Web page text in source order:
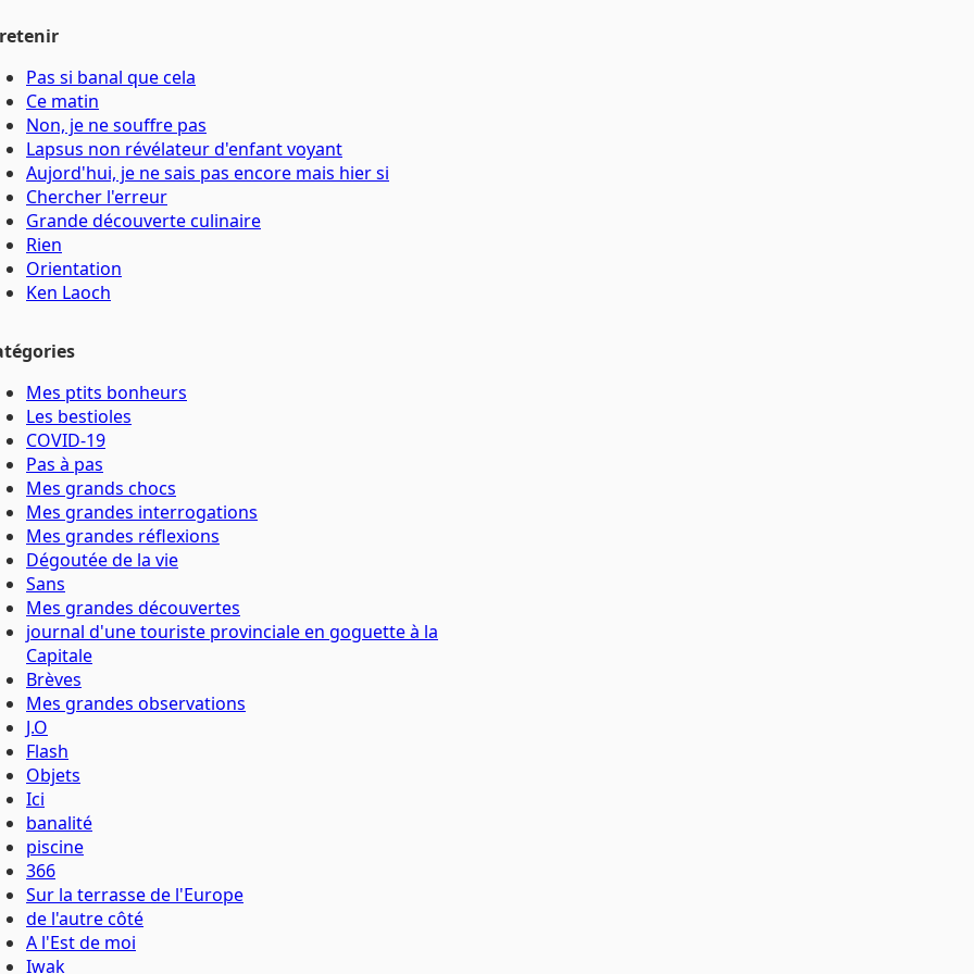
Pas si banal que cela
Ce matin
Non, je ne souffre pas
Lapsus non révélateur d'enfant voyant
Aujord'hui, je ne sais pas encore mais hier si
Chercher l'erreur
Grande découverte culinaire
Rien
Orientation
Ken Laoch
Mes ptits bonheurs
Les bestioles
COVID-19
Pas à pas
Mes grands chocs
Mes grandes interrogations
Mes grandes réflexions
Dégoutée de la vie
Sans
Mes grandes découvertes
journal d'une touriste provinciale en goguette à la
Capitale
Brèves
Mes grandes observations
J.O
Flash
Objets
Ici
banalité
piscine
366
Sur la terrasse de l'Europe
de l'autre côté
A l'Est de moi
Iwak